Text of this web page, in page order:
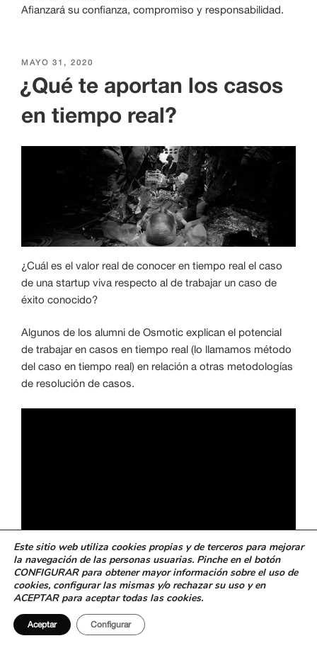
Afianzará su confianza, compromiso y responsabilidad.
PUBLICADO
MAYO 31, 2020
¿Qué te aportan los casos
en tiempo real?
¿Cuál es el valor real de conocer en tiempo real el caso
de una startup viva respecto al de trabajar un caso de
éxito conocido?
Algunos de los alumni de Osmotic explican el potencial
de trabajar en casos en tiempo real (lo llamamos método
del caso en tiempo real) en relación a otras metodologías
de resolución de casos.
Este sitio web utiliza cookies propias y de terceros para mejorar
la navegación de las personas usuarias. Pinche en el botón
CONFIGURAR para obtener mayor información sobre el uso de
cookies, configurar las mismas y/o rechazar su uso y en
ACEPTAR para aceptar todas las cookies.
Aceptar Configurar